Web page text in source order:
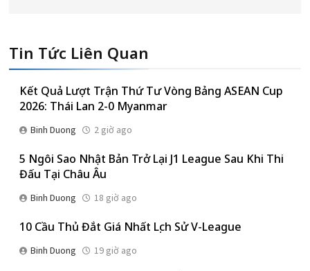
Tin Tức Liên Quan
Kết Quả Lượt Trận Thứ Tư Vòng Bảng ASEAN Cup
2026: Thái Lan 2-0 Myanmar
Binh Duong 2 giờ ago
5 Ngôi Sao Nhật Bản Trở Lại J1 League Sau Khi Thi
Đấu Tại Châu Âu
Binh Duong 18 giờ ago
10 Cầu Thủ Đắt Giá Nhất Lịch Sử V-League
Binh Duong 19 giờ ago